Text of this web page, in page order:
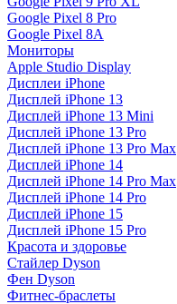
Google Pixel 8 Pro
Google Pixel 8A
Мониторы
Apple Studio Display
Дисплеи iPhone
Дисплей iPhone 13
Дисплей iPhone 13 Mini
Дисплей iPhone 13 Pro
Дисплей iPhone 13 Pro Max
Дисплей iPhone 14
Дисплей iPhone 14 Pro Max
Дисплей iPhone 14 Pro
Дисплей iPhone 15
Дисплей iPhone 15 Pro
Красота и здоровье
Стайлер Dyson
Фен Dyson
Фитнес-браслеты